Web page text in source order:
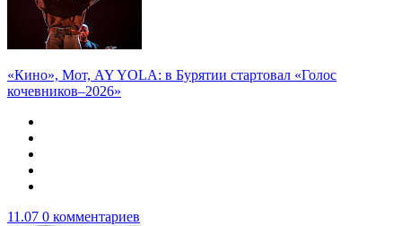
«Кино», Мот, AY YOLA: в Бурятии стартовал «Голос
кочевников–2026»
11.07 0 комментариев